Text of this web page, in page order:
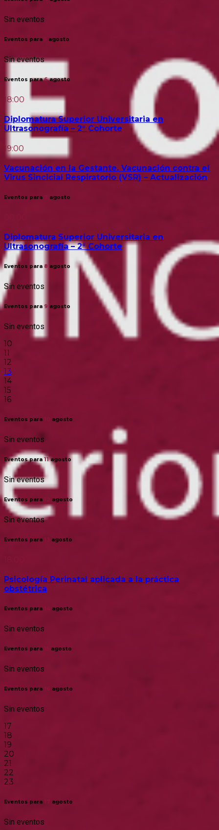
Sin eventos
Eventos para agosto
Sin eventos
Eventos para6agosto
18:00
Diplomatura Superior Universitaria en
Ultrasonografía – 2° Cohorte
19:00
Vacunación en la Gestante. Vacunación contra el
Virus Sincicial Respiratorio (VSR) – Actualización
Eventos para agosto
Diplomatura Superior Universitaria en
Ultrasonografía – 2° Cohorte
Eventos para 8 agosto
Sin eventos
Eventos para 9 agosto
Sin eventos
10
11
12
13
14
15
16
Eventos para agosto
Sin eventos
Eventos para11agosto
Sin eventos
Eventos para agosto
Sin eventos
Eventos para agosto
Psicología Perinatal aplicada a la práctica
obstétrica
Eventos para agosto
Sin eventos
Eventos para agosto
Sin eventos
Eventos para agosto
Sin eventos
17
18
19
20
21
22
23
Eventos para 17 agosto
Sin eventos